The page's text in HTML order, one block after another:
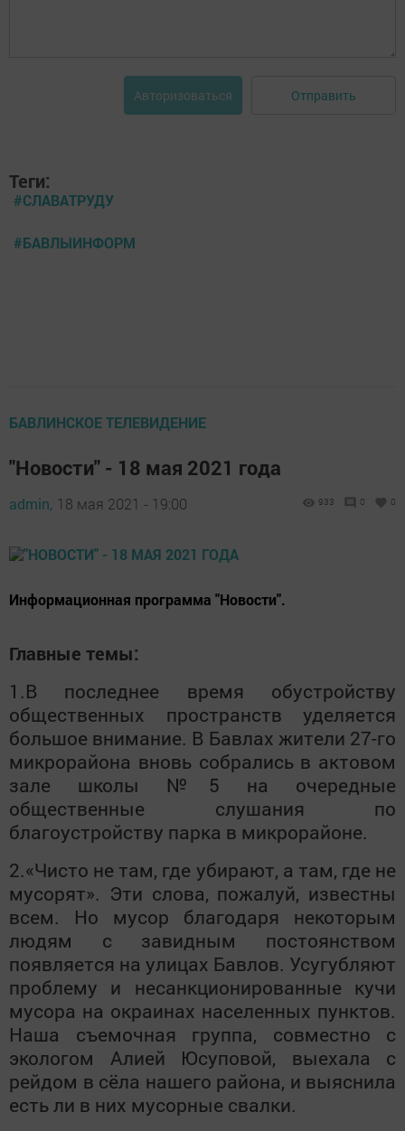
Авторизоваться Отправить
Теги:
#СЛАВАТРУДУ
#БАВЛЫИНФОРМ
БАВЛИНСКОЕ ТЕЛЕВИДЕНИЕ
"Новости" - 18 мая 2021 года
admin, 18 мая 2021 - 19:00 933 0 0
Информационная программа "Новости".
Главные темы:
1.В последнее время обустройству
общественных пространств уделяется
большое внимание. В Бавлах жители 27-го
микрорайона вновь собрались в актовом
зале школы №5 на очередные
общественные слушания по
благоустройству парка в микрорайоне.
2.«Чисто не там, где убирают, а там, где не
мусорят». Эти слова, пожалуй, известны
всем. Но мусор благодаря некоторым
людям с завидным постоянством
появляется на улицах Бавлов. Усугубляют
проблему и несанкционированные кучи
мусора на окраинах населенных пунктов.
Наша съемочная группа, совместно с
экологом Алией Юсуповой, выехала с
рейдом в сёла нашего района, и выяснила
есть ли в них мусорные свалки.